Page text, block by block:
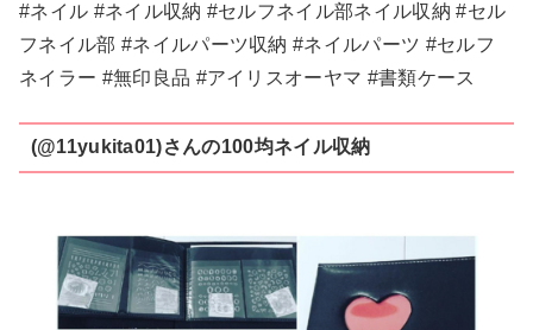
#ネイル #ネイル収納 #セルフネイル部ネイル収納 #セル
フネイル部 #ネイルパーツ収納 #ネイルパーツ #セルフ
ネイラー #無印良品 #アイリスオーヤマ #書類ケース
(@11yukita01)さんの100均ネイル収納